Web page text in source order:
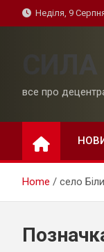
to
Неділя, 9
все про
Home село